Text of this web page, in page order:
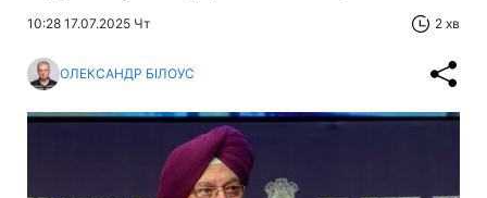
10:28 17.07.2025 Чт 2 хв
ОЛЕКСАНДР БІЛОУС